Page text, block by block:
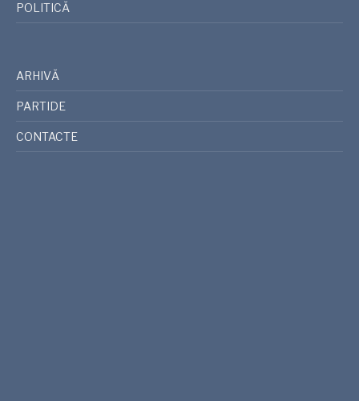
POLITICĂ
ARHIVĂ
PARTIDE
CONTACTE